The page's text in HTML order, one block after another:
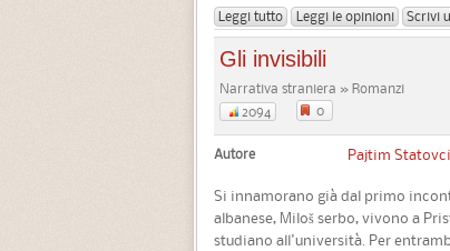
Leggi tutto Leggi le opinioni Scrivi
Gli invisibili
Narrativa straniera » Romanzi
2094
0
Autore Pajtim Statovci
Si innamorano già dal primo
albanese, Miloš serbo, vivono a
studiano all'università. Per